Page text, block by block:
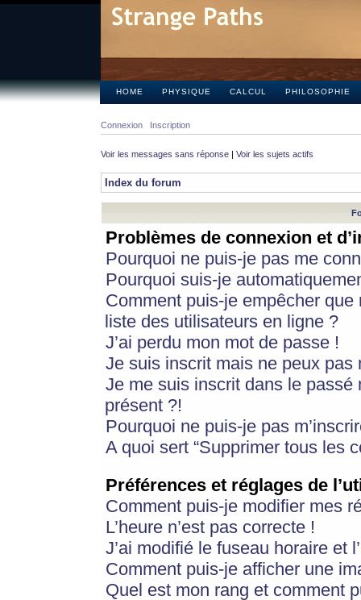
HOME PHYSIQUE CALCUL PHILOSOPHIE
Connexion Inscription
Voir les messages sans réponse | Voir les sujets actifs
Index du forum
Problèmes de connexion et
Pourquoi ne puis-je pas me
Pourquoi suis-je
Comment puis-je empêcher
liste des utilisateurs en ligne ?
J’ai perdu mon mot de passe !
Je suis inscrit mais ne peux pas
Je me suis inscrit dans le
présent ?!
Pourquoi ne puis-je pas
A quoi sert “Supprimer tous les
Préférences et réglages de
Comment puis-je modifier mes
L’heure n’est pas correcte !
J’ai modifié le fuseau horaire et
Comment puis-je afficher une
Quel est mon rang et comment